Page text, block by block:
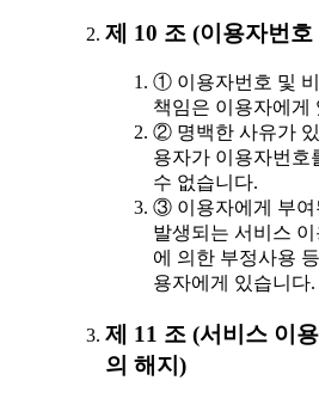
제 10 조 (이용자번호
① 이용자번호 및
책임은 이용자에게
② 명백한 사유가 있
용자가 이용자번호
수 없습니다.
③ 이용자에게 부여
발생되는 서비스
에 의한 부정사용
용자에게 있습니다.
제 11 조 (서비스 이
의 해지)